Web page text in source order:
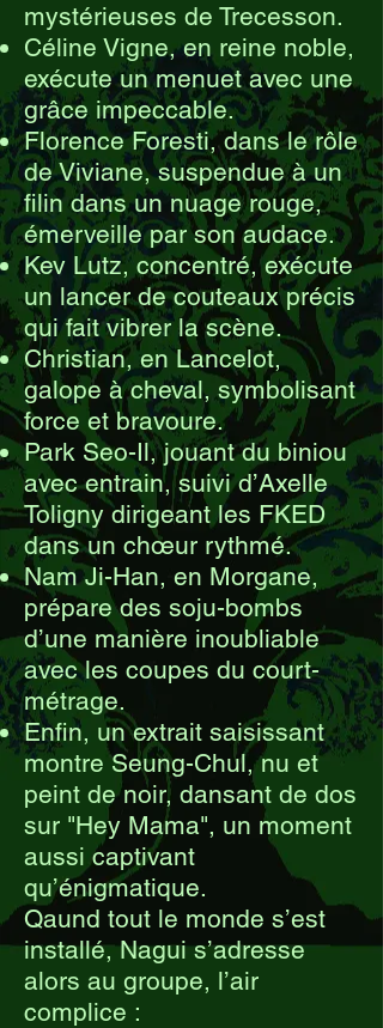
mystérieuses de Trecesson.
Céline Vigne, en reine noble,
exécute un menuet avec une
grâce impeccable.
Florence Foresti, dans le rôle
de Viviane, suspendue à un
filin dans un nuage rouge,
émerveille par son audace.
Kev Lutz, concentré, exécute
un lancer de couteaux précis
qui fait vibrer la scène.
Christian, en Lancelot,
galope à cheval, symbolisant
force et bravoure.
Park Seo-Il, jouant du biniou
avec entrain, suivi d’Axelle
Toligny dirigeant les FKED
dans un chœur rythmé.
Nam Ji-Han, en Morgane,
prépare des soju-bombs
d’une manière inoubliable
avec les coupes du court-
métrage.
Enfin, un extrait saisissant
montre Seung-Chul, nu et
peint de noir, dansant de dos
sur "Hey Mama", un moment
aussi captivant
qu’énigmatique.
Qaund tout le monde s’est
installé, Nagui s’adresse
alors au groupe, l’air
complice :